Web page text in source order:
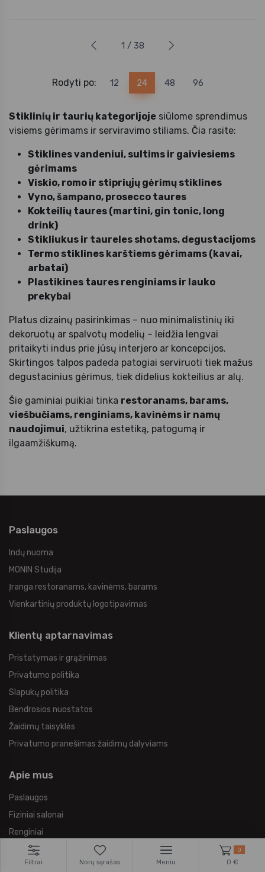
1 / 38
Rodyti po: 12 24 48 96
Stiklinių ir taurių kategorijoje siūlome sprendimus
visiems gėrimams ir serviravimo stiliams. Čia rasite:
Stiklines vandeniui, sultims ir gaiviesiems
gėrimams
Viskio, romo ir stipriųjų gėrimų stiklines
Vyno, šampano, prosecco taures
Kokteilių taures (martini, gin tonic, long
drink)
Stikliukus ir taureles shotams, degustacijoms
Termo stiklines karštiems gėrimams (kavai,
arbatai)
Plastikines taures renginiams ir lauko
prekybai
Platus dizainų pasirinkimas – nuo minimalistinių iki
dekoruotų ar spalvotų modelių – leidžia lengvai
pritaikyti indus prie jūsų interjero ar koncepcijos.
Skirtingos talpos padeda patogiai serviruoti tiek mažus
degustacinius gėrimus, tiek didelius kokteilius ar alų.
Šie gaminiai puikiai tinka restoranams, barams,
viešbučiams, renginiams, kavinėms ir namų
naudojimui, užtikrina estetiką, patogumą ir
ilgaamžiškumą.
Paslaugos
Indų nuoma
MONIN Studija
Įranga restoranams, kavinėms, barams
Vienkartinių produktų logotipavimas
Klientų aptarnavimas
Pristatymas ir grąžinimas
Privatumo politika
Slapukų politika
Bendrosios nuostatos
Žaidimų taisyklės
Privatumo pranešimas žaidimų dalyviams
Apie mus
Paslaugos
Fiziniai salonai
Renginiai
Tinklaraštis
Gėrimų receptai
Filtrai Norų sąrašas Meniu
0
0 €